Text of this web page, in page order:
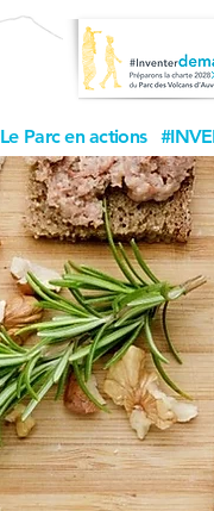
Le Parc en actions